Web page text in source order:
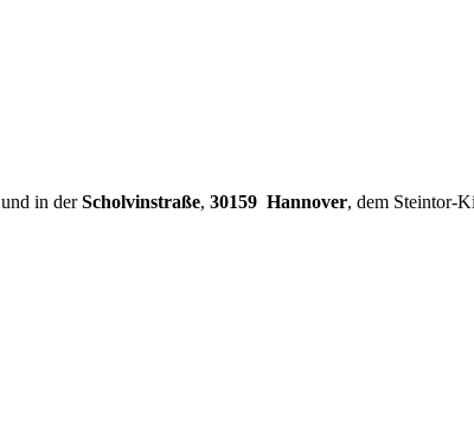
und in derScholvinstraße, 30159 Hannover, dem Steintor-